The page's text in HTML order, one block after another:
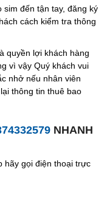
sim đến tận tay, đăng ký
cách kiểm tra thông
quyền lợi khách hàng
vì vậy Quý khách vui
nhở nếu nhân viên
thông tin thuê bao
NHANH
hãy gọi điện thoại trực